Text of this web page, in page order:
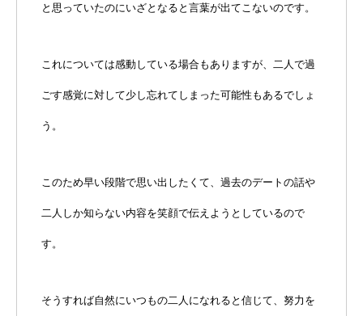
と思っていたのにいざとなると言葉が出てこないのです。
これについては感動している場合もありますが、二人で過
ごす感覚に対して少し忘れてしまった可能性もあるでしょ
う。
このため早い段階で思い出したくて、過去のデートの話や
二人しか知らない内容を笑顔で伝えようとしているので
す。
そうすれば自然にいつもの二人になれると信じて、努力を